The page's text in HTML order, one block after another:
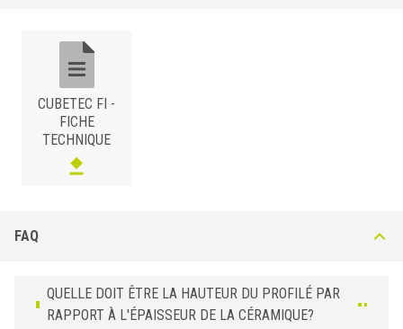
avec surface polie (IL) et brossée (IS).
FI 80 IL
CUBETEC FI -
FICHE
TECHNIQUE
FAQ
QUELLE DOIT ÊTRE LA HAUTEUR DU PROFILÉ PAR
RAPPORT À L'ÉPAISSEUR DE LA CÉRAMIQUE?